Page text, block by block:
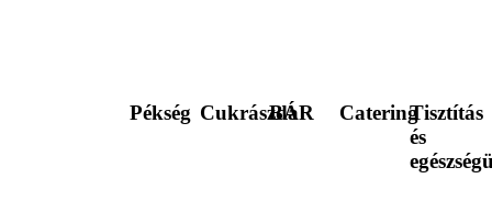
Pékség Cukrászda
BÁR CateringTisztítás
és